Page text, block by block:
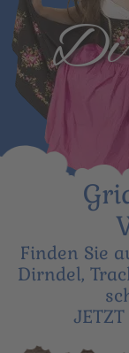
Finden Sie
Dirndel,